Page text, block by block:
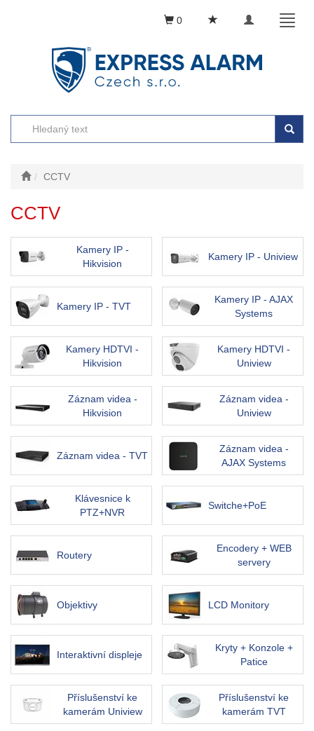
Toggle
0
CCTV
CCTV
Kamery IP -
Hikvision
Kamery IP - Uniview
Kamery IP - TVT
Kamery IP - AJAX
Systems
Kamery HDTVI -
Hikvision
Kamery HDTVI -
Uniview
Záznam videa -
Hikvision
Záznam videa -
Uniview
Záznam videa - TVT
Záznam videa -
AJAX Systems
Klávesnice k
PTZ+NVR
Switche+PoE
Routery
Encodery + WEB
servery
Objektivy LCD Monitory
Interaktivní displeje
Kryty + Konzole +
Patice
Příslušenství ke
kamerám Uniview
Příslušenství ke
kamerám TVT